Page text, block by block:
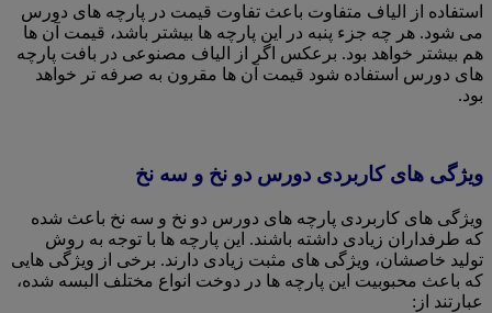
استفاده از الیاف متفاوت باعث تفاوت قیمت در پارچه های دورس
می شود. هر چه جزء پنبه در این پارچه ها بیشتر باشد، قیمت آن ها
هم بیشتر خواهد بود. برعکس اگر از الیاف مصنوعی در بافت پارچه
های دورس استفاده شود قیمت آن ها مقرون به صرفه تر خواهد
بود.
ویژگی های کاربردی دورس دو نخ و سه نخ
ویژگی های کاربردی پارچه های دورس دو نخ و سه نخ باعث شده
که طرفداران زیادی داشته باشند. این پارچه ها با توجه به روش
تولید خاصشان، ویژگی های مثبت زیادی دارند. برخی از ویژگی هایی
که باعث محبوبیت این پارچه ها در دوخت انواع مختلف البسه شده،
عبارتند از: